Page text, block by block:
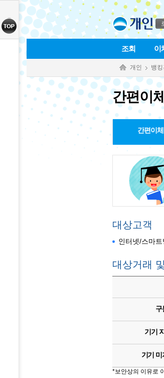
본문으로 바로가기
푸터 바로가기
조회 이
개인 뱅킹
간편이
간편이
대상고객
인터넷/스마
대상거래
구
기기
기기 미
*보안상의 이유로